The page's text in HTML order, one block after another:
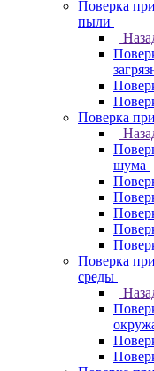
Поверка
пыли
Поверка
шума
Поверка
среды